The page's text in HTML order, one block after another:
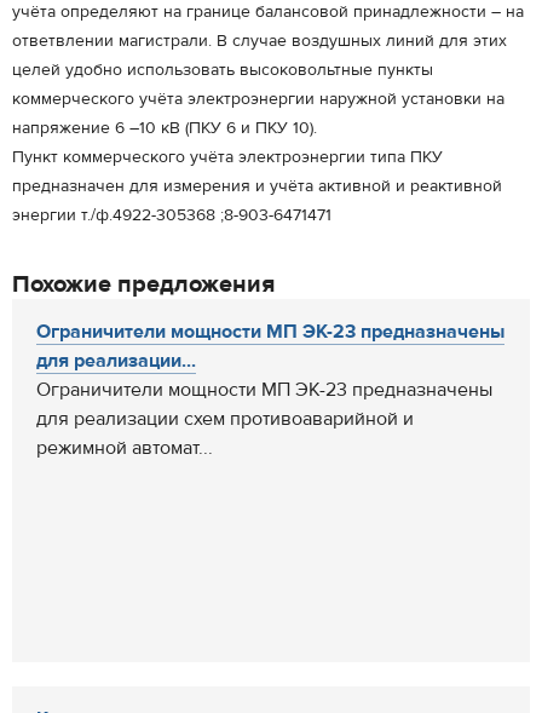
учёта определяют на границе балансовой принадлежности – на
ответвлении магистрали. В случае воздушных линий для этих
целей удобно использовать высоковольтные пункты
коммерческого учёта электроэнергии наружной установки на
напряжение 6 –10 кВ (ПКУ 6 и ПКУ 10).
Пункт коммерческого учёта электроэнергии типа ПКУ
предназначен для измерения и учёта активной и реактивной
энергии т./ф.4922-305368 ;8-903-6471471
Похожие предложения
Ограничители мощности МП ЭК-23 предназначены
для реализации...
Ограничители мощности МП ЭК-23 предназначены
для реализации схем противоаварийной и
режимной автомат...